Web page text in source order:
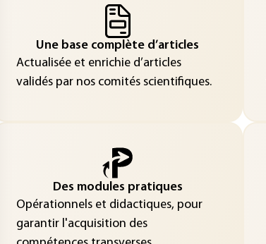
Une base complète d’articles
Actualisée et enrichie d’articles
validés par nos comités scientifiques.
Des modules pratiques
Opérationnels et didactiques, pour
garantir l'acquisition des